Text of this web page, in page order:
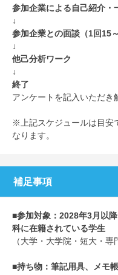
参加企業による自己紹介・
↓
参加企業との面談（1回15
↓
他己分析ワーク
↓
終了
アンケートを記入いただき
※上記スケジュールは目安
なります。
補足事項
■参加対象：2028年3月以
科に在籍されている学生
（大学・大学院・短大・専
■持ち物：筆記用具、メモ